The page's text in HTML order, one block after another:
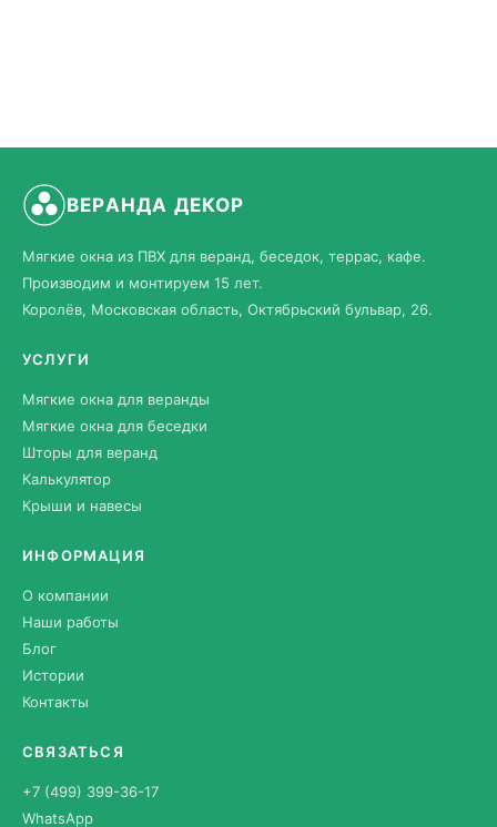
ВЕРАНДА ДЕКОР
Мягкие окна из ПВХ для веранд, беседок, террас, кафе.
Производим и монтируем 15 лет.
Королёв, Московская область, Октябрьский бульвар, 26.
УСЛУГИ
Мягкие окна для веранды
Мягкие окна для беседки
Шторы для веранд
Калькулятор
Крыши и навесы
ИНФОРМАЦИЯ
О компании
Наши работы
Блог
Истории
Контакты
СВЯЗАТЬСЯ
+7 (499) 399-36-17
WhatsApp